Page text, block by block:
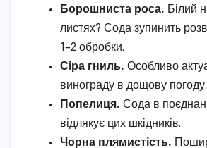
Борошниста роса. Білий
листях? Сода зупинить
1–2 обробки.
Сіра гниль. Особливо
винограду в дощову погоду.
Попелиця. Сода в
відлякує цих шкідників.
Чорна плямистість.